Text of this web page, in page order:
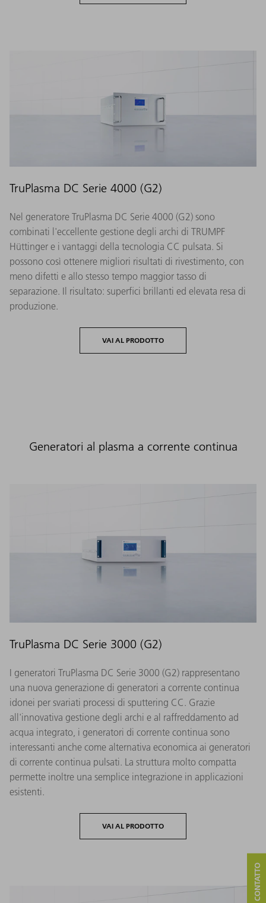
TruPlasma DC Serie 4000 (G2)
Nel generatore TruPlasma DC Serie 4000 (G2) sono
combinati l'eccellente gestione degli archi di TRUMPF
Hüttinger e i vantaggi della tecnologia CC pulsata. Si
possono così ottenere migliori risultati di rivestimento, con
meno difetti e allo stesso tempo maggior tasso di
separazione. Il risultato: superfici brillanti ed elevata resa di
produzione.
VAI AL PRODOTTO
Generatori al plasma a corrente continua
TruPlasma DC Serie 3000 (G2)
I generatori TruPlasma DC Serie 3000 (G2) rappresentano
una nuova generazione di generatori a corrente continua
idonei per svariati processi di sputtering CC. Grazie
all'innovativa gestione degli archi e al raffreddamento ad
acqua integrato, i generatori di corrente continua sono
interessanti anche come alternativa economica ai generatori
di corrente continua pulsati. La struttura molto compatta
permette inoltre una semplice integrazione in applicazioni
esistenti.
VAI AL PRODOTTO